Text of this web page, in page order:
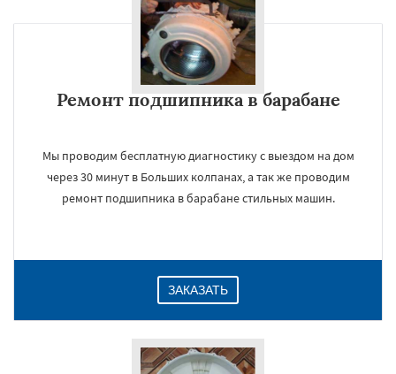
Ремонт подшипника в барабане
Мы проводим бесплатную диагностику с выездом на дом
через 30 минут в Больших колпанах, а так же проводим
ремонт подшипника в барабане стильных машин.
ЗАКАЗАТЬ